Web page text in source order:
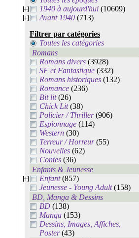
1940 à aujourd'hui (10609)
Avant 1940 (713)
Filtrer par catégories
Toutes les catégories
Romans
Romans divers (3928)
SF et Fantastique (332)
Romans historiques (132)
Romance (236)
Bit lit(26)
Chick Lit(38)
Policier / Thriller(906)
Espionnage (114)
Western (30)
Terreur / Horreur(55)
Nouvelles (62)
Contes (36)
Enfants & Jeunesse
Enfant(857)
Jeunesse - Young Adult(158)
BD, Manga & Dessins
BD (138)
Manga (153)
Dessins, Images, Affiches,
Poster(43)